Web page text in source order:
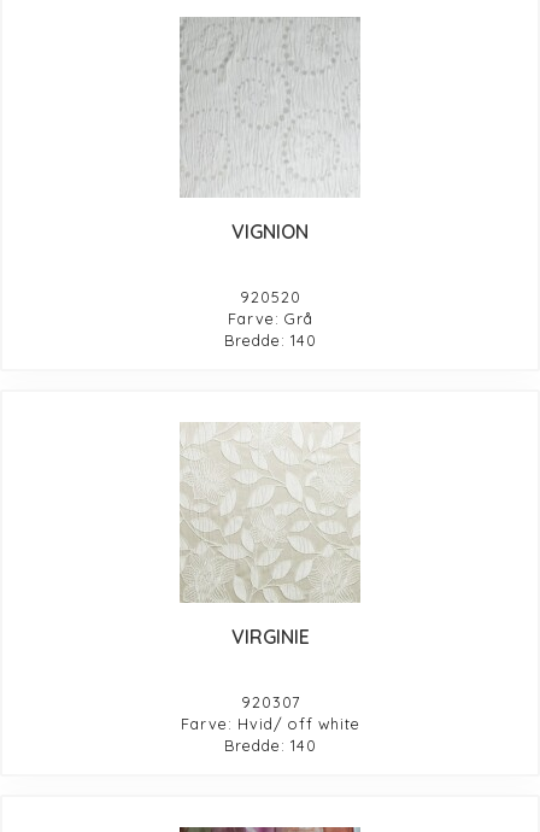
VIGNION
920520
Farve: Grå
Bredde: 140
VIRGINIE
920307
Farve: Hvid/ off white
Bredde: 140